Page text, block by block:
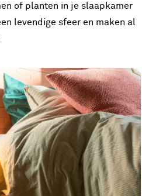
of planten in je slaapkamer
levendige sfeer en maken al